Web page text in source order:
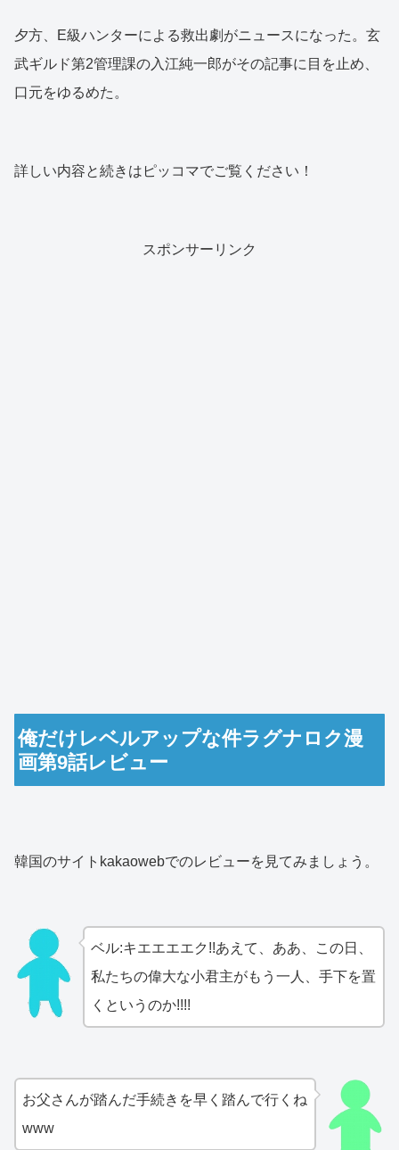
夕方、E級ハンターによる救出劇がニュースになった。玄
武ギルド第2管理課の入江純一郎がその記事に目を止め、
口元をゆるめた。
詳しい内容と続きはピッコマでご覧ください！
スポンサーリンク
俺だけレベルアップな件ラグナロク漫
画第9話レビュー
韓国のサイトkakaowebでのレビューを見てみましょう。
ベル:キエエエエク!!あえて、ああ、この日、
私たちの偉大な小君主がもう一人、手下を置
くというのか!!!!
お父さんが踏んだ手続きを早く踏んで行くね
www